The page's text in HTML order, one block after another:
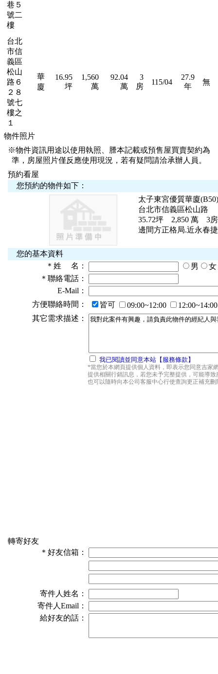
巷５
號二
樓
台北
市信
義區
松山
路６
２８
號七
樓之
１
華
廈
16.95
坪
1,560
萬
92.04
萬
3
房
115/04
27.9
年
無
物件照片
※物件資訊用途以使用執照、謄本記載或預售屋買賣契約為
準，房屋照片僅反應使用現況，若有疑問請洽承辦人員。